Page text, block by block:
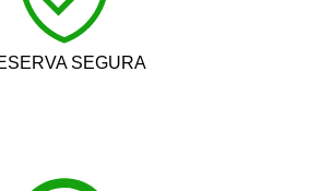
SEGURA